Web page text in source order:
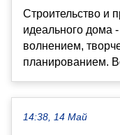
Строительство и
идеального дома
волнением,
планированием.
14:38, 14 Май